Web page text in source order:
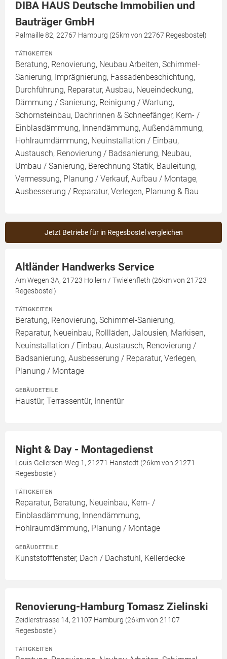
DIBA HAUS Deutsche Immobilien und
Bauträger GmbH
Palmaille 82, 22767 Hamburg (25km von 22767 Regesbostel)
TÄTIGKEITEN
Beratung, Renovierung, Neubau Arbeiten, Schimmel-
Sanierung, Imprägnierung, Fassadenbeschichtung,
Durchführung, Reparatur, Ausbau, Neueindeckung,
Dämmung / Sanierung, Reinigung / Wartung,
Schornsteinbau, Dachrinnen & Schneefänger, Kern- /
Einblasdämmung, Innendämmung, Außendämmung,
Hohlraumdämmung, Neuinstallation / Einbau,
Austausch, Renovierung / Badsanierung, Neubau,
Umbau / Sanierung, Berechnung Statik, Bauleitung,
Vermessung, Planung / Verkauf, Aufbau / Montage,
Ausbesserung / Reparatur, Verlegen, Planung & Bau
Jetzt Betriebe für in Regesbostel vergleichen
Altländer Handwerks Service
Am Wegen 3A, 21723 Hollern / Twielenfleth (26km von 21723
Regesbostel)
TÄTIGKEITEN
Beratung, Renovierung, Schimmel-Sanierung,
Reparatur, Neueinbau, Rollläden, Jalousien, Markisen,
Neuinstallation / Einbau, Austausch, Renovierung /
Badsanierung, Ausbesserung / Reparatur, Verlegen,
Planung / Montage
GEBÄUDETEILE
Haustür, Terrassentür, Innentür
Night & Day - Montagedienst
Louis-Gellersen-Weg 1, 21271 Hanstedt (26km von 21271
Regesbostel)
TÄTIGKEITEN
Reparatur, Beratung, Neueinbau, Kern- /
Einblasdämmung, Innendämmung,
Hohlraumdämmung, Planung / Montage
GEBÄUDETEILE
Kunststofffenster, Dach / Dachstuhl, Kellerdecke
Renovierung-Hamburg Tomasz Zielinski
Zeidlerstrasse 14, 21107 Hamburg (26km von 21107
Regesbostel)
TÄTIGKEITEN